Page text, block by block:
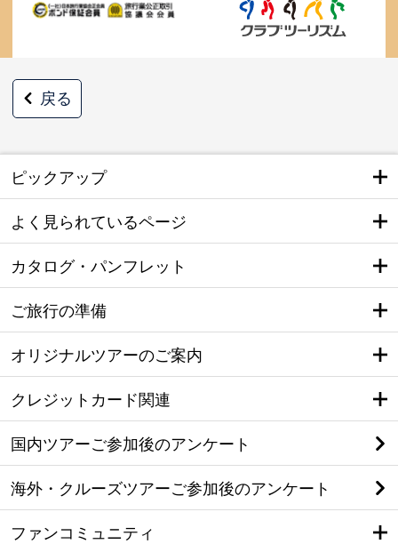
戻る
ピックアップ
よく見られているページ
カタログ・パンフレット
ご旅行の準備
オリジナルツアーのご案内
クレジットカード関連
国内ツアーご参加後のアンケート
海外・クルーズツアーご参加後のアンケート
ファンコミュニティ